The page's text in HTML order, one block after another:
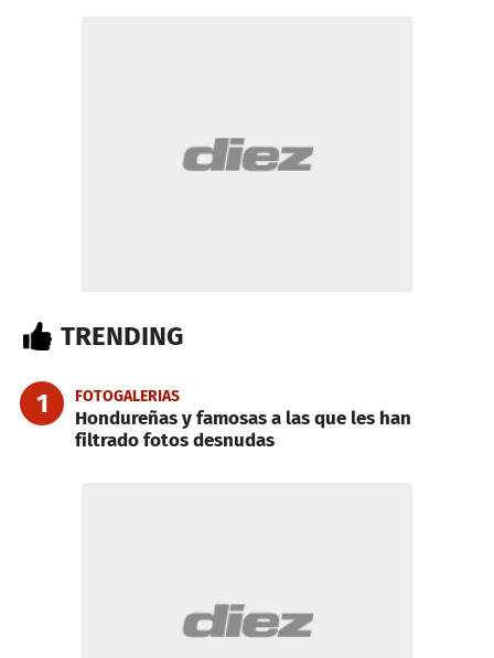
TRENDING
1 FOTOGALERIAS
Hondureñas y famosas a las que les han
filtrado fotos desnudas